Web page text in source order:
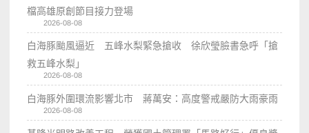
檔高雄原創節目接力登場
2026-08-08
白海豚颱風逼近 五峰水梨緊急搶收 徐欣瑩臉書急呼「搶
救五峰水梨」
2026-08-08
白海豚外圍環流影響北市 蔣萬安：高度警戒嚴防大雨豪雨
2026-08-08